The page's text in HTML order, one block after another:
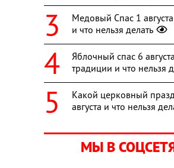
Медовый Спас 1
и что нельзя делать
Яблочный спас 6
традиции и что нельзя
Какой церковный
августа и что нельзя
МЫ В